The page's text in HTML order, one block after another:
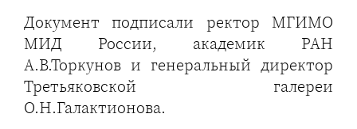
Документ подписали ректор МГИМО
МИД России, академик РАН
А.В.Торкунов и генеральный директор
Третьяковской галереи
О.Н.Галактионова.